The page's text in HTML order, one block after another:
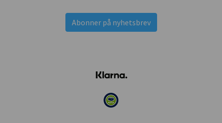
Abonner på nyhetsbrev